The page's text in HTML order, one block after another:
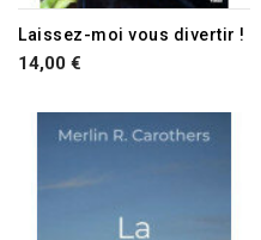
Laissez-moi vous divertir !
14,00 €